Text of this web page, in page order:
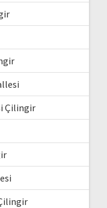
Çilingir